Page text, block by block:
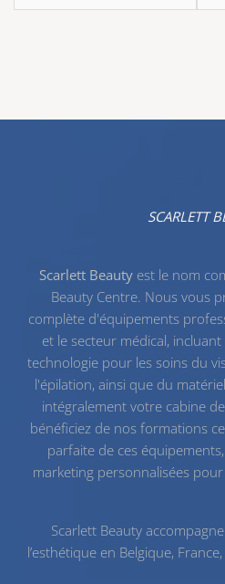
SCARLETT
Scarlett Beauty est le nom
Beauty Centre. Nous vous
complète d'équipements
et le secteur médical,
technologie pour les soins du
l'épilation, ainsi que du
intégralement votre cabine
bénéficiez de nos formations
parfaite de ces
marketing personnalisées
Scarlett Beauty
l’esthétique en Belgique,